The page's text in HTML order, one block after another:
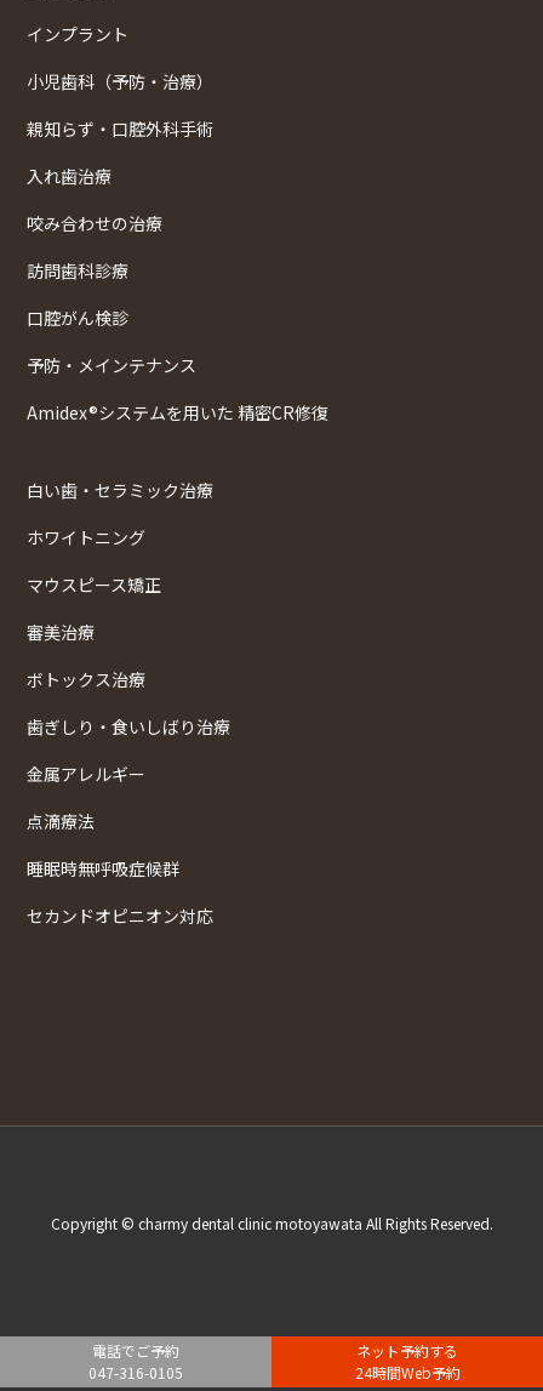
インプラント
小児歯科（予防・治療）
親知らず・口腔外科手術
入れ歯治療
咬み合わせの治療
訪問歯科診療
口腔がん検診
予防・メインテナンス
Amidex®システムを用いた 精密CR修復
白い歯・セラミック治療
ホワイトニング
マウスピース矯正
審美治療
ボトックス治療
歯ぎしり・食いしばり治療
金属アレルギー
点滴療法
睡眠時無呼吸症候群
セカンドオピニオン対応
Copyright © charmy dental clinic motoyawata All Rights Reserved.
電話でご予約
047-316-0105
ネット予約する
24時間Web予約